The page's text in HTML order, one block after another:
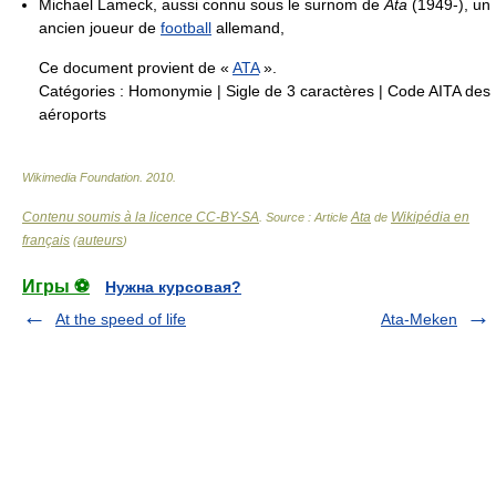
Michael Lameck, aussi connu sous le surnom de Ata (1949-), un
ancien joueur de football allemand,
Ce document provient de « ATA».
Catégories : Homonymie | Sigle de 3 caractères | Code AITA des
aéroports
Wikimedia Foundation 2010
Contenu soumis à la licence CC-BY-SA . Source : Article Ata de Wikipédia en
français (auteurs)
Игры ⚽
Нужна курсовая?
At the speed of life
Ata-Meken